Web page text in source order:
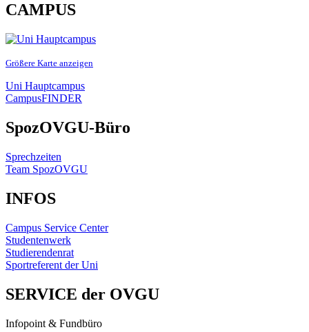
CAMPUS
Größere Karte anzeigen
Uni Hauptcampus
CampusFINDER
SpozOVGU-Büro
Sprechzeiten
Team SpozOVGU
INFOS
Campus Service Center
Studentenwerk
Studierendenrat
Sportreferent der Uni
SERVICE der OVGU
Infopoint & Fundbüro